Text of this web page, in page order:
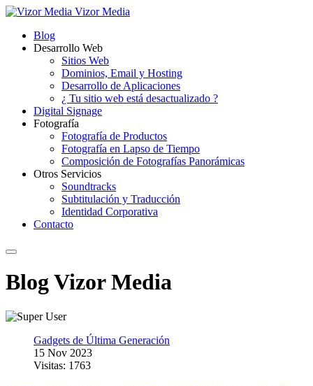
Vizor Media
Blog
Desarrollo Web
Sitios Web
Dominios, Email y Hosting
Desarrollo de Aplicaciones
¿ Tu sitio web está desactualizado ?
Digital Signage
Fotografía
Fotografía de Productos
Fotografía en Lapso de Tiempo
Composición de Fotografías Panorámicas
Otros Servicios
Soundtracks
Subtitulación y Traducción
Identidad Corporativa
Contacto
Blog Vizor Media
Gadgets de Última Generación
15 Nov 2023
Visitas: 1763